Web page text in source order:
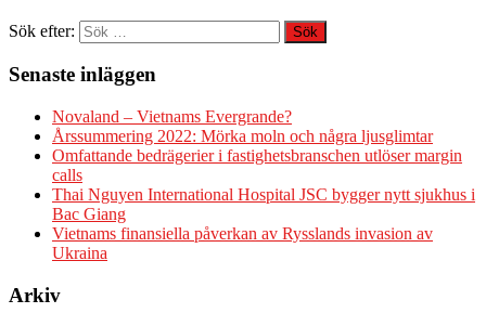
Sök efter:
Senaste inläggen
Novaland – Vietnams Evergrande?
Årssummering 2022: Mörka moln och några ljusglimtar
Omfattande bedrägerier i fastighetsbranschen utlöser margin
calls
Thai Nguyen International Hospital JSC bygger nytt sjukhus i
Bac Giang
Vietnams finansiella påverkan av Rysslands invasion av
Ukraina
Arkiv